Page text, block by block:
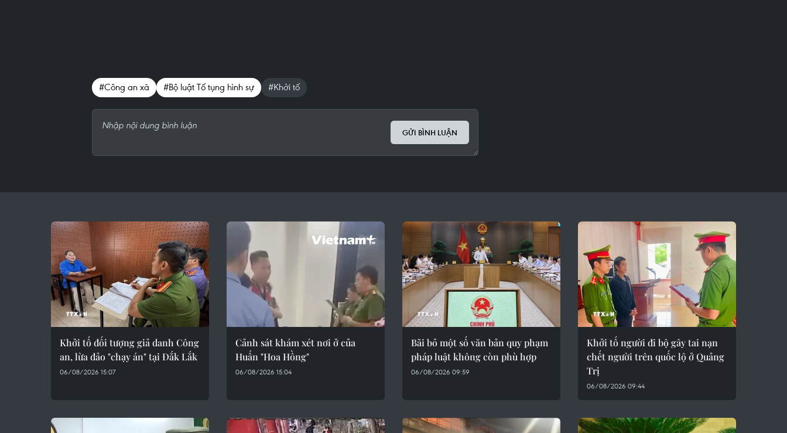
#Công an xã #Bộ luật Tố tụng hình sự #Khởi tố
GỬI BÌNH LUẬN
Khởi tố đối tượng giả danh Công
an, lừa đảo "chạy án" tại Đắk Lắk
06/08/2026 15:07
Cảnh sát khám xét nơi ở của
Huấn "Hoa Hồng"
06/08/2026 15:04
Bãi bỏ một số văn bản quy phạm
pháp luật không còn phù hợp
06/08/2026 09:59
Khởi tố người đi bộ gây tai nạn
chết người trên quốc lộ ở Quảng
Trị
06/08/2026 09:44